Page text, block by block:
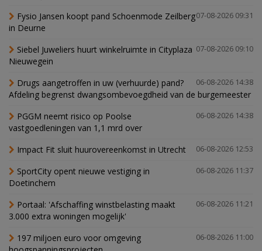
07-08-2026 09:31
Fysio Jansen koopt pand Schoenmode Zeilberg
in Deurne
07-08-2026 09:10
Siebel Juweliers huurt winkelruimte in Cityplaza
Nieuwegein
06-08-2026 14:38
Drugs aangetroffen in uw (verhuurde) pand?
Afdeling begrenst dwangsombevoegdheid van de burgemeester
06-08-2026 14:38
PGGM neemt risico op Poolse
vastgoedleningen van 1,1 mrd over
06-08-2026 12:53
Impact Fit sluit huurovereenkomst in Utrecht
06-08-2026 11:37
SportCity opent nieuwe vestiging in
Doetinchem
06-08-2026 11:21
Portaal: 'Afschaffing winstbelasting maakt
3.000 extra woningen mogelijk'
06-08-2026 11:00
197 miljoen euro voor omgeving